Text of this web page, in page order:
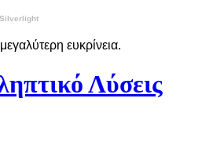
ευκρίνεια.
Λύσεις